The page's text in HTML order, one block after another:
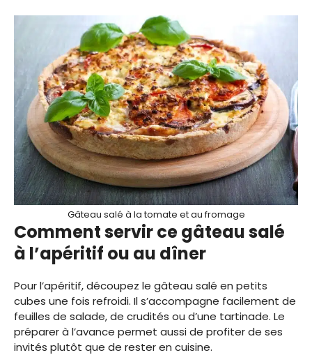
Gâteau salé à la tomate et au fromage
Comment servir ce gâteau salé
à l’apéritif ou au dîner
Pour l’apéritif, découpez le gâteau salé en petits
cubes une fois refroidi. Il s’accompagne facilement de
feuilles de salade, de crudités ou d’une tartinade. Le
préparer à l’avance permet aussi de profiter de ses
invités plutôt que de rester en cuisine.